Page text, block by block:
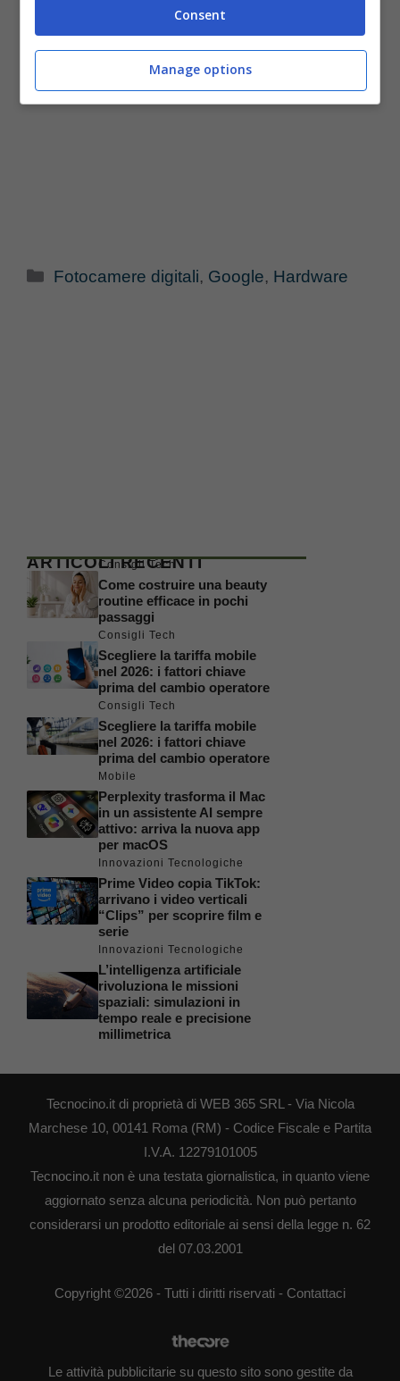
Categorie
Fotocamere digitali, Google, Hardware
ARTICOLI RECENTI
Consigli Tech
Come costruire una beauty
routine efficace in pochi
passaggi
Consigli Tech
Scegliere la tariffa mobile
nel 2026: i fattori chiave
prima del cambio operatore
Consigli Tech
Scegliere la tariffa mobile
nel 2026: i fattori chiave
prima del cambio operatore
Mobile
Perplexity trasforma il Mac
in un assistente AI sempre
attivo: arriva la nuova app
per macOS
Innovazioni Tecnologiche
Prime Video copia TikTok:
arrivano i video verticali
“Clips” per scoprire film e
serie
Innovazioni Tecnologiche
L’intelligenza artificiale
rivoluziona le missioni
spaziali: simulazioni in
tempo reale e precisione
millimetrica
Tecnocino.it di proprietà di WEB 365 SRL - Via Nicola
Marchese 10, 00141 Roma (RM) - Codice Fiscale e Partita
I.V.A. 12279101005
Tecnocino.it non è una testata giornalistica, in quanto viene
aggiornato senza alcuna periodicità. Non può pertanto
considerarsi un prodotto editoriale ai sensi della legge n. 62
del 07.03.2001
Copyright ©2026 - Tutti i diritti riservati - Contattaci
Le attività pubblicitarie su questo sito sono gestite da
Consent
Manage options